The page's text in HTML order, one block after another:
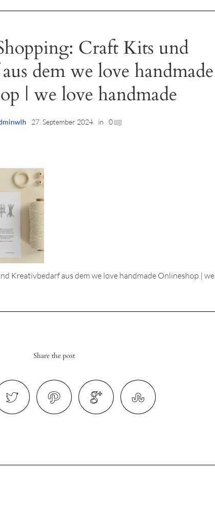
Craft Kits und
dem we love handmade
| we love handmade
27. September 2024 in 0
Kreativbedarf aus dem we love handmade Onlineshop | we
Share the post